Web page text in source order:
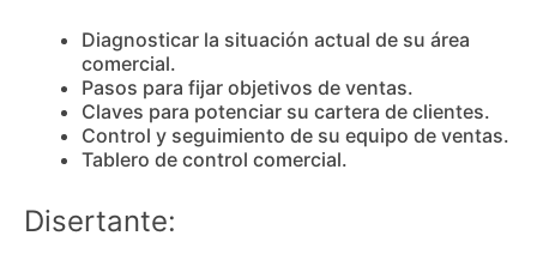
Diagnosticar la situación actual de su área
comercial .
Pasos para fijar objetivos de ventas .
Claves para potenciar su cartera de clientes .
Control y seguimiento de su equipo de ventas .
Tablero de control comercial .
Disertante: